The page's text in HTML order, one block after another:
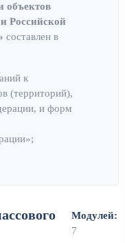
объектов
Российской
составлен в
к
(территорий),
и форм
Модулей:
7